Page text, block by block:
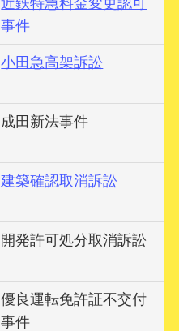
事件
小田急高架訴訟
成田新法事件
建築確認取消訴訟
開発許可処分取消訴訟
優良運転免許証不交付
事件